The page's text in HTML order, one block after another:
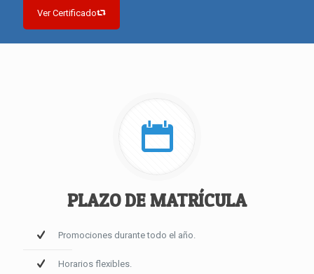
Ver Certificado
PLAZO DE MATRÍCULA
Promociones durante todo el año.
Horarios flexibles.